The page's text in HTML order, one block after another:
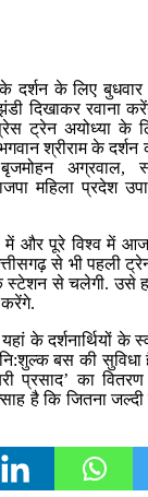
दर्शन के लिए बुधवार
दिखाकर रवाना
ट्रेन अयोध्या के
श्रीराम के
अग्रवाल,
महिला प्रदेश
में और पूरे विश्व में
से भी पहली
स्टेशन से चलेगी. उसे
करेंगे.
के दर्शनार्थियों के
बस की सुविधा
प्रसाद’ का वितरण
है कि जितना